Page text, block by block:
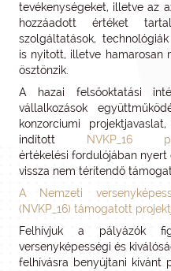
tevékenységeket, illetve az
hozzáadott értéket
szolgáltatások,
is nyitott, illetve hamarosan
ösztönzik.
A hazai felsőoktatási
vállalkozások
konzorciumi
indított
NVKP_16
értékelési fordulójában
vissza nem térítendő
A Nemzeti
(NVKP_16) támogatott
Felhívjuk a pályázók
versenyképességi és
felhívásra benyújtani kívánt